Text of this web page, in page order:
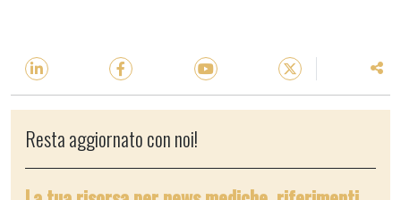
Resta aggiornato con noi!